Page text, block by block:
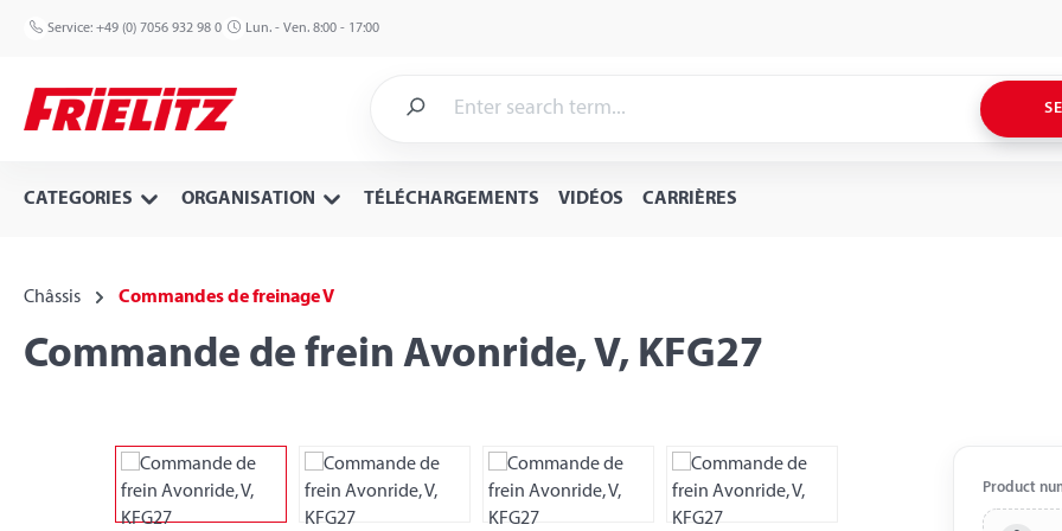
to main content
Skip to search
Skip to main navigation
Service: +49 (0) 7056 932 98 0 Lun. - Ven. 8:00 - 17:00
CATEGORIES ORGANISATION TÉLÉCHARGEMENTS VIDÉOS CARRIÈRES
Châssis Commandes de freinage V
Commande de frein Avonride, V, KFG27
Skip image gallery
Product